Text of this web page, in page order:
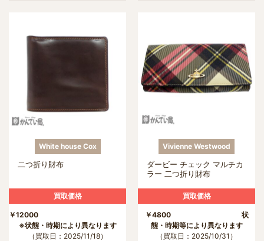
White house Cox
二つ折り財布
買取価格
￥12000
※状態・時期により異なります
（買取日：2025/11/18）
Vivienne Westwood
ダービー チェック マルチカ
ラー 二つ折り財布
買取価格
￥4800 状
態・時期等により異なります
（買取日：2025/10/31）